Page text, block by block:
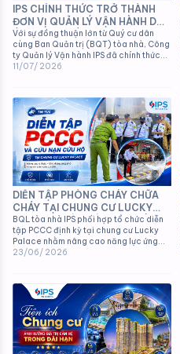
IPS CHÍNH THỨC TRỞ THÀNH
ĐƠN VỊ QUẢN LÝ VẬN HÀNH DỰ
ÁN HƯNG PHÚC HAPPY
RESIDENCE PREMIER (PHÚ MỸ
HƯNG)
Với sự đồng thuận lớn từ Quý cư dân
cùng Ban Quản trị (BQT) tòa nhà, Công
ty Quản lý Vận hành IPS đã chính thức
được lựa chọn để tiếp quản và điều
11/07/ 2026
DIỄN TẬP PHÒNG CHÁY CHỮA
CHÁY TẠI CHUNG CƯ LUCKY
PALACE - ĐẢM BẢO AN TOÀN
CHO CƯ DÂN
BQL tòa nhà IPS phối hợp tổ chức diễn
tập PCCC định kỳ tại chung cư Lucky
Palace nhằm nâng cao năng lực ứng
phó thực tế và bảo vệ an toàn tuyệt đối
23/06/ 2026